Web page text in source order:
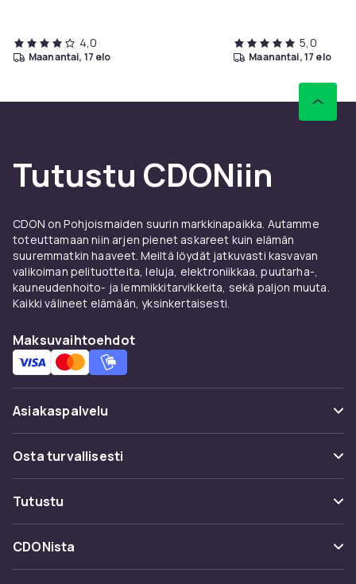
4,0
maanantai, 17 elo
5,0
maanantai, 17 elo
Tutustu CDONiin
CDON on Pohjoismaiden suurin markkinapaikka. Autamme
toteuttamaan niin arjen pienet askareet kuin elämän
suuremmatkin haaveet. Meiltä löydät jatkuvasti kasvavan
valikoiman pelituotteita, leluja, elektroniikkaa, puutarha-,
kauneudenhoito- ja lemmikkitarvikkeita, sekä paljon muuta.
Kaikki välineet elämään, yksinkertaisesti.
Maksuvaihtoehdot
Asiakaspalvelu
Usein kysyttyä (UKK)
Seuraa pakettia
Ota yhteyttä
Osta turvallisesti
Maksuvaihtoehdot
Toimitus
Tutustu
Kategoriat
Tuotemerkit
CDONista